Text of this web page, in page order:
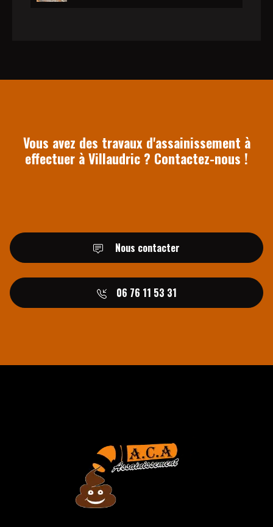
Vous avez des travaux d'assainissement à
effectuer à Villaudric ? Contactez-nous !
Nous contacter
06 76 11 53 31